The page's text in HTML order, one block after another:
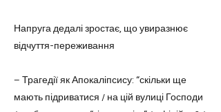
Напруга дедалі зростає, що увиразнює
відчуття-переживання
– Трагедії як Апокаліпсису: “скільки ще
мають підриватися / на цій вулиці Господи